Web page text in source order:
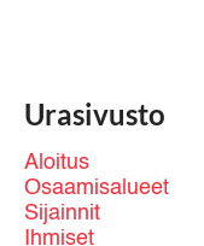
Urasivusto
Aloitus
Osaamisalueet
Sijainnit
Ihmiset